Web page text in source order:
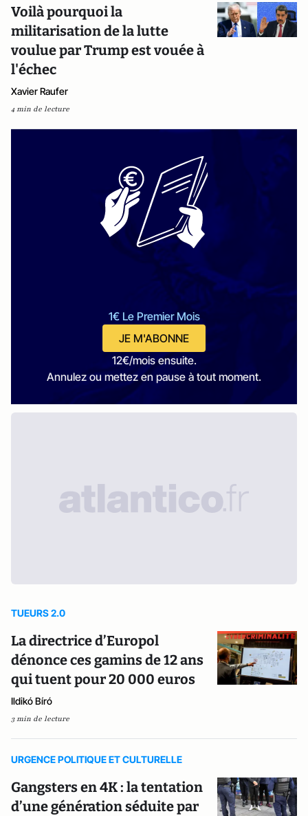
Voilà pourquoi la
militarisation de la lutte
voulue par Trump est vouée à
l'échec
Xavier Raufer
4 min de lecture
1€ Le Premier Mois
JE M'ABONNE
12€/mois ensuite.
Annulez ou mettez en pause à tout moment.
TUEURS 2.0
La directrice d’Europol
dénonce ces gamins de 12 ans
qui tuent pour 20 000 euros
Ildikó Bíró
3 min de lecture
URGENCE POLITIQUE ET CULTURELLE
Gangsters en 4K : la tentation
d’une génération séduite par